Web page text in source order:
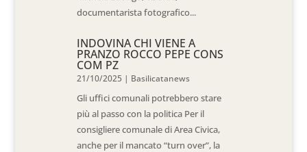
documentarista fotografico...
INDOVINA CHI VIENE A
PRANZO ROCCO PEPE CONS
COM PZ
21/10/2025 | Basilicatanews
Gli uffici comunali potrebbero stare
più al passo con la politica Per il
consigliere comunale di Area Civica,
anche per il mancato “turn over”, la